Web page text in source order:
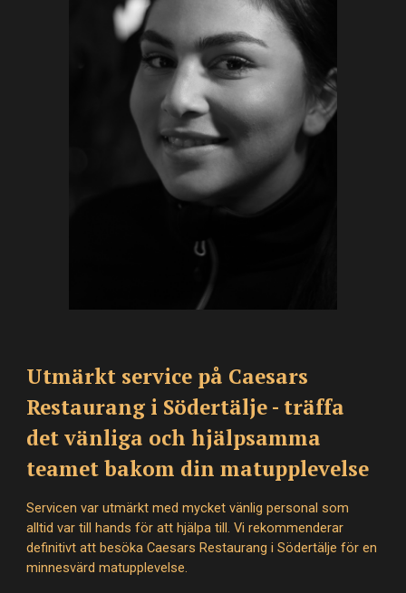
Utmärkt service på Caesars
Restaurang i Södertälje - träffa
det vänliga och hjälpsamma
teamet bakom din matupplevelse
Servicen var utmärkt med mycket vänlig personal som
alltid var till hands för att hjälpa till. Vi rekommenderar
definitivt att besöka Caesars Restaurang i Södertälje för en
minnesvärd matupplevelse.